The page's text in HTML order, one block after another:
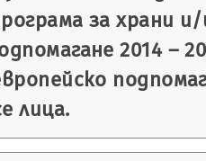
за храни
2014 –
лица.